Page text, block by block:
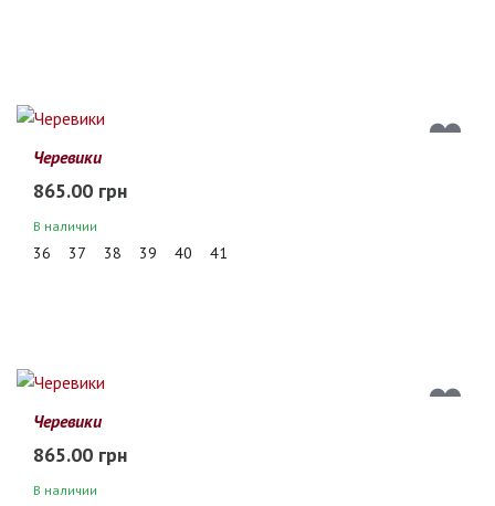
Черевики
865.00 грн
В наличии
36 37 38 39 40 41
Черевики
865.00 грн
В наличии